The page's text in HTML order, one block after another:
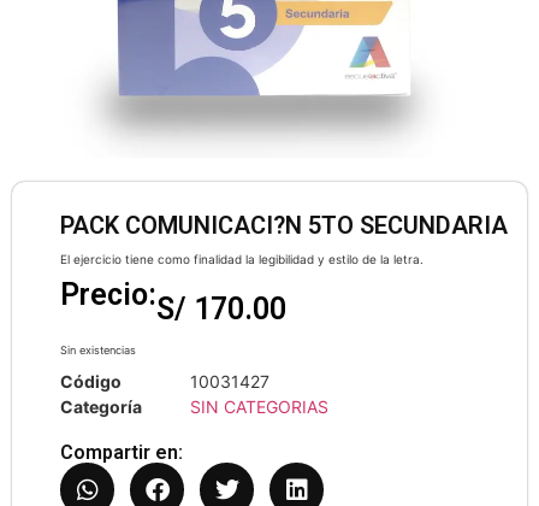
PACK COMUNICACI?N 5TO SECUNDARIA
El ejercicio tiene como finalidad la legibilidad y estilo de la letra.
Precio:S/ 170.00
Sin existencias
Código
10031427
Categoría
SIN CATEGORIAS
Compartir en: